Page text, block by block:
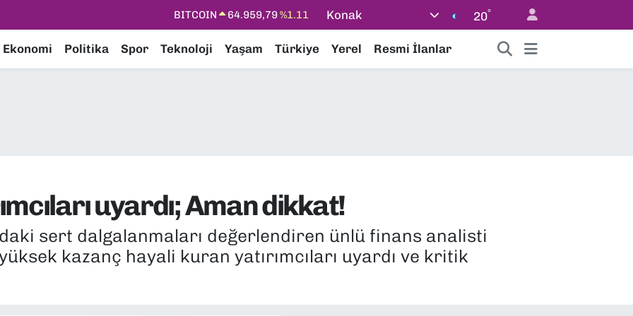
BITCOIN 64.959,79%1.11
EURO
55,2510%0.32
Konak 20°
Ekonomi Politika Spor Teknoloji Yaşam Türkiye Yerel Resmi İlanlar
uyardı; Aman dikkat!
sert dalgalanmaları değerlendiren ünlü finans analisti
kazanç hayali kuran yatırımcıları uyardı ve kritik